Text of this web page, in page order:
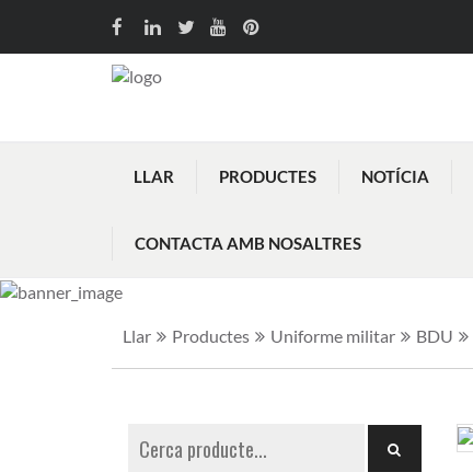
LLAR PRODUCTES NOTÍCIA
CONTACTA AMB NOSALTRES
Llar Productes Uniforme militar BDU